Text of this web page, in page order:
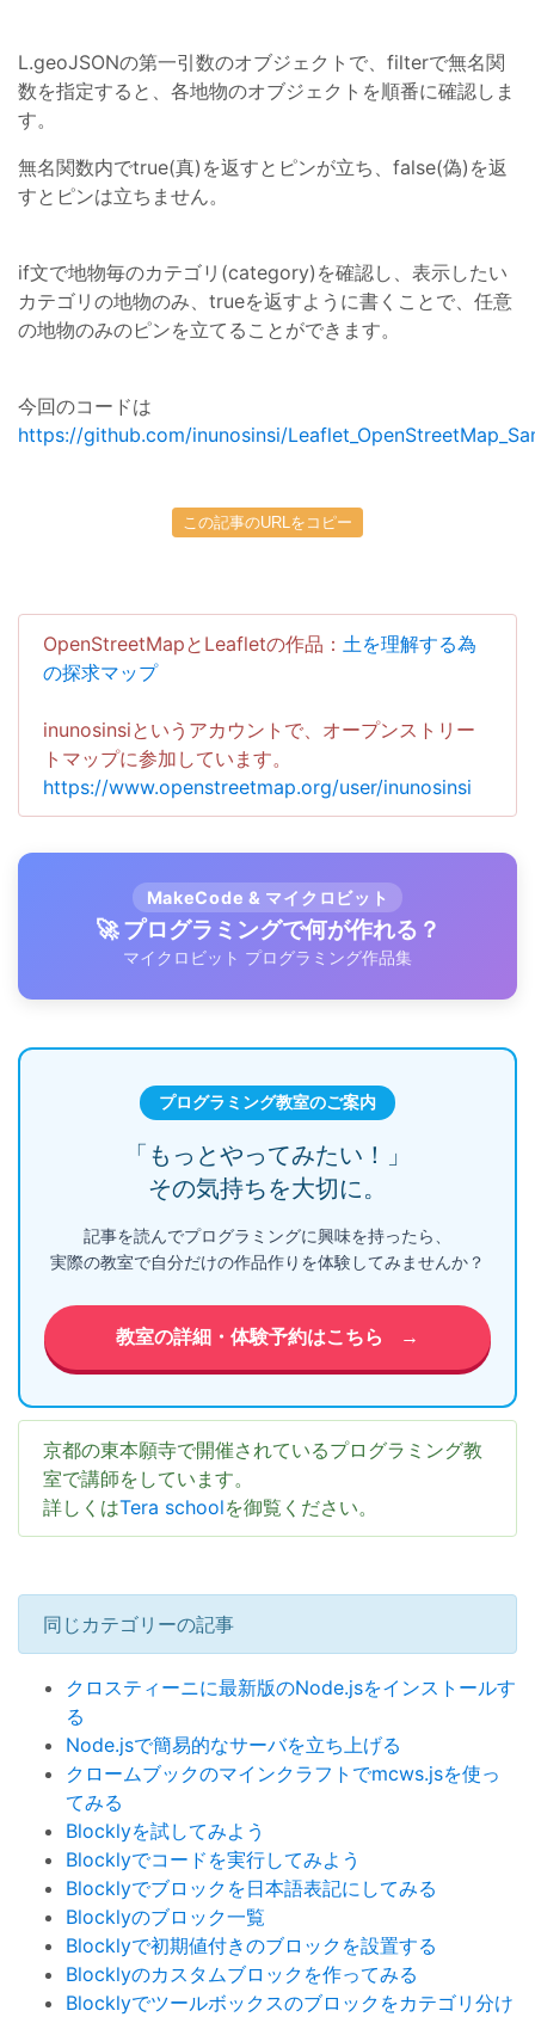
L.geoJSONの第一引数のオブジェクトで、filterで無名関
数を指定すると、各地物のオブジェクトを順番に確認しま
す。
無名関数内でtrue(真)を返すとピンが立ち、false(偽)を返
すとピンは立ちません。
if文で地物毎のカテゴリ(category)を確認し、表示したい
カテゴリの地物のみ、trueを返すように書くことで、任意
の地物のみのピンを立てることができます。
今回のコードは
https://github.com/inunosinsi/
この記事のURLをコピー
OpenStreetMapとLeafletの作品： 土を理解する為
の探求マップ
inunosinsiというアカウントで、オープンストリー
トマップに参加しています。
https://www.openstreetmap.org/user/inunosinsi
MakeCode & マイクロビット
🚀 プログラミングで何が作れる？
マイクロビット プログラミング作品集
プログラミング教室のご案内
「もっとやってみたい！」
その気持ちを大切に。
記事を読んでプログラミングに興味を持ったら、
実際の教室で自分だけの作品作りを体験してみませんか？
教室の詳細・体験予約はこちら →
京都の東本願寺で開催されているプログラミング教
室で講師をしています。
詳しくはTera schoolを御覧ください。
同じカテゴリーの記事
クロスティーニに最新版のNode.jsをインストールす
る
Node.jsで簡易的なサーバを立ち上げる
クロームブックのマインクラフトでmcws.jsを使っ
てみる
Blocklyを試してみよう
Blocklyでコードを実行してみよう
Blocklyでブロックを日本語表記にしてみる
Blocklyのブロック一覧
Blocklyで初期値付きのブロックを設置する
Blocklyのカスタムブロックを作ってみる
Blocklyでツールボックスのブロックをカテゴリ分け